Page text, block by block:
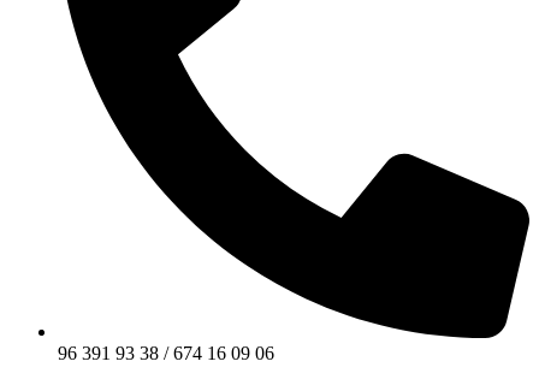
96 391 93 38 / 674 16 09 06